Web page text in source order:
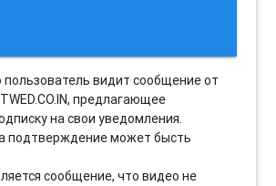
видит сообщение от
предлагающее
на свои уведомления.
подтверждение может бысть
сообщение, что видео не